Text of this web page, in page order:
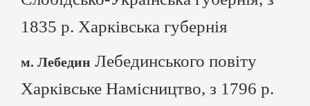
1835 р. Харківська губернія
м. Лебедин Лебединського повіту
Харківське Намісництво, з 1796 р.